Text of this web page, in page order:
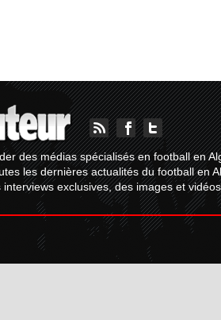
des médias spécialisés en football en
les dernières actualités du football en
exclusives, des images et